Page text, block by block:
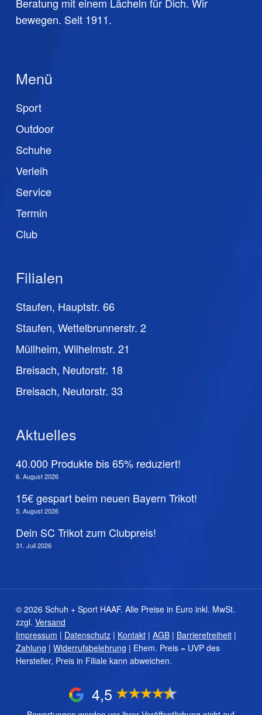
bewegen. Seit 1911.
Menü
Sport
Outdoor
Schuhe
Verleih
Service
Termin
Club
Filialen
Staufen, Hauptstr. 66
Staufen, Wettelbrunnerstr. 2
Müllheim, Wilhelmstr. 21
Breisach, Neutorstr. 18
Breisach, Neutorstr. 33
Aktuelles
40.000 Produkte bis 65% reduziert!
6. August 2026
15€ gespart beim neuen Bayern Trikot!
5. August 2026
Dein SC Trikot zum Clubpreis!
31. Juli 2026
© 2026 Schuh + Sport HAAF. Alle Preise in Euro inkl. MwSt.
zzgl. Versand
Impressum | Datenschutz| Kontakt| AGB| Barrierefreiheit|
Zahlung | Widerrufsbelehrung | Ehem. Preis = UVP des
Hersteller, Preis in Filiale kann abweichen.
4,5